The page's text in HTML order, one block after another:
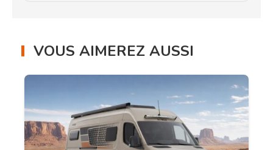
VOUS AIMEREZ AUSSI